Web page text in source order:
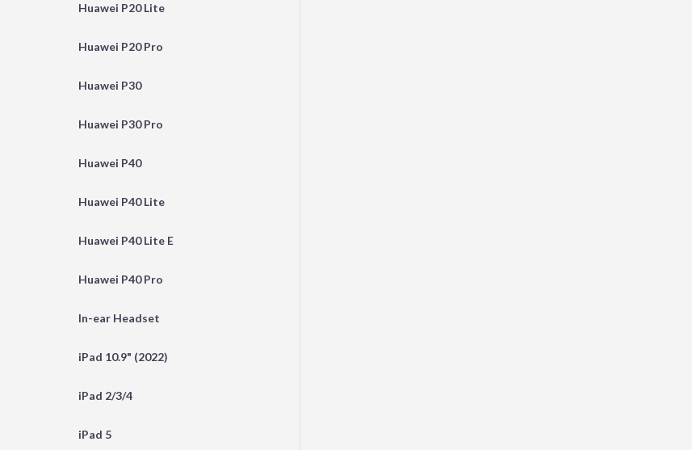
Huawei P20 Lite
Huawei P20 Pro
Huawei P30
Huawei P30 Pro
Huawei P40
Huawei P40 Lite
Huawei P40 Lite E
Huawei P40 Pro
In-ear Headset
iPad 10.9" (2022)
iPad 2/3/4
iPad 5